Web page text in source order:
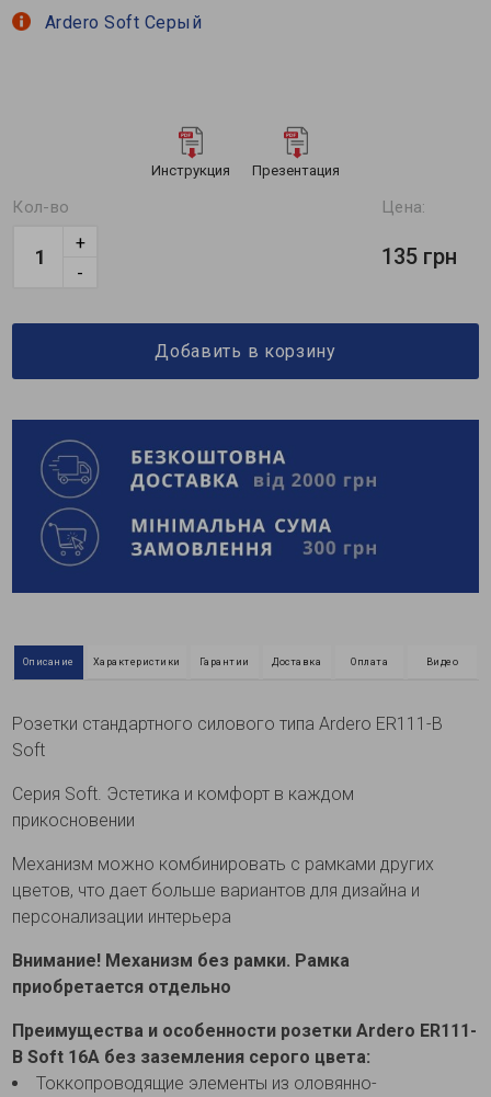
Ardero Soft Серый
Инструкция Презентация
Кол-во
-
+
Цена:
135 грн
Добавить в корзину
Описание Характеристики Гарантии Доставка Оплата Видео
Розетки стандартного силового типа Ardero ER111-B
Soft
Серия Soft. Эстетика и комфорт в каждом
прикосновении
Механизм можно комбинировать с рамками других
цветов, что дает больше вариантов для дизайна и
персонализации интерьера
Внимание! Механизм без рамки. Рамка
приобретается отдельно
Преимущества и особенности розетки Ardero ER111-
B Soft 16А без заземления серого цвета:
Токкопроводящие элементы из оловянно-